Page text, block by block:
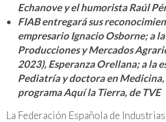
Echanove y el humorista Raúl
FIAB entregará sus
empresario Ignacio Osborne; a
Producciones y Mercados
2023), Esperanza Orellana; a la
Pediatría y doctora en Medicina,
programa Aquí la Tierra, de TVE
La Federación Española de